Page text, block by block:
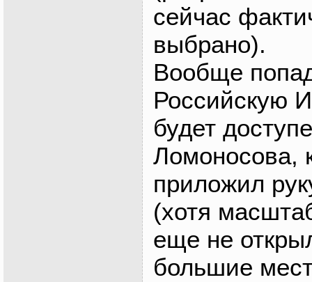
сейчас
выбрано).
Вообще
Российскую
будет
Ломоносова,
приложил
(хотя
еще не
большие